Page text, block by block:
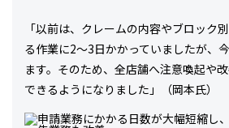
「以前は、クレームの内容やブロック
る作業に2～3日かかっていましたが、
ます。そのため、全店舗へ注意喚起や
できるようになりました」（岡本氏）